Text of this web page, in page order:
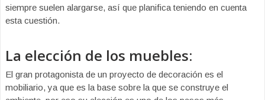
siempre suelen alargarse, así que planifica teniendo en cuenta
esta cuestión.
La elección de los muebles:
El gran protagonista de un proyecto de decoración es el
mobiliario, ya que es la base sobre la que se construye el